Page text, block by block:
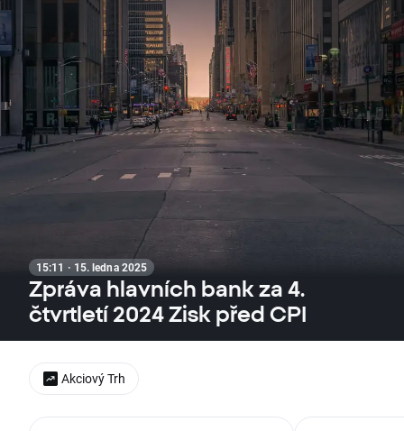
15:11 · 15. ledna 2025
Zpráva hlavních bank za 4.
čtvrtletí 2024 Zisk před CPI
Akciový Trh